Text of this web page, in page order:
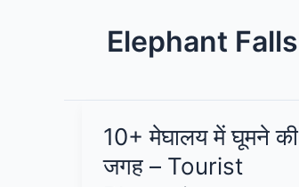
Elephant Falls
10+ मेघालय में घूमने की
जगह – Tourist